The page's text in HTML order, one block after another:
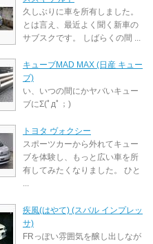
久しぶりに車を所有しました。
とは言え、最近よく聞く新車の
サブスクです。 しばらくの間 ...
キューブMAD MAX (日産 キュー
ブ)
い、いつの間にかヤバいキュー
ブにΣ(ﾟдﾟ；)
トヨタ ヴォクシー
スポーツカーから外れてキュー
ブを体験し、もっと広い車を所
有してみたくなりました。 ひと
...
疾風(はやて) (スバル インプレッ
サ)
FRっぽい雰囲気を醸し出しなが